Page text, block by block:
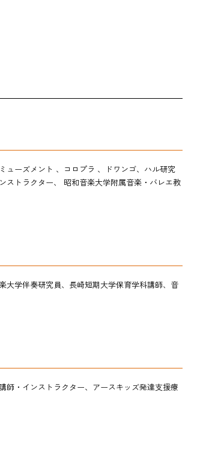
ューズメント 、コロプラ 、ドワンゴ、ハル研究
ストラクター、 昭和音楽大学附属音楽・バレエ教
大学伴奏研究員、長崎短期大学保育学科講師、音
・インストラクター、 アースキッズ発達支援療